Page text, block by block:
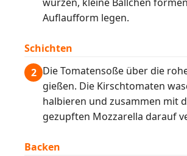
Auflaufform legen.
Schichten
2 Die Tomatensoße über die
gießen. Die Kirschtomaten
halbieren und zusammen mit
gezupften Mozzarella darauf
Backen